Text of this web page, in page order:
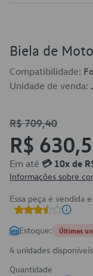
Biela de
Compatibilidade:
Unidade de venda:
R$ 709,40
R$
Em até 💳 10x de
Informações sobre
Essa peça é vendida
Estoque: Últimas
4 unidades disponíveis
Quantidade